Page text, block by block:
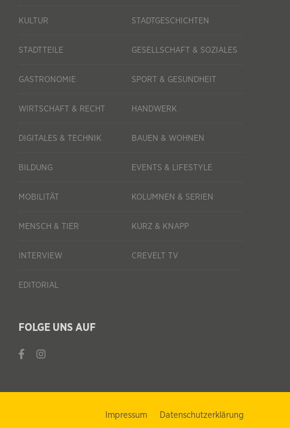
KULTUR STADTGESCHICHTEN
STADTTEILE GESELLSCHAFT & SOZIALES
GASTRONOMIE SPORT & GESUNDHEIT
WIRTSCHAFT & RECHT HANDWERK
DIGITALES & TECHNIK BAUEN & WOHNEN
BILDUNG EVENTS & LIFESTYLE
MOBILITÄT KOLUMNEN & SERIEN
MENSCH & TIER KURZ & KNAPP
INTERVIEW CREVELT TV
EDITORIAL
FOLGE UNS AUF
Impressum Datenschutzerklärung